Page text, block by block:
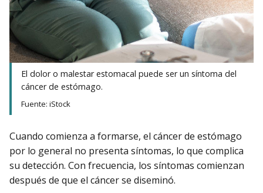
El dolor o malestar estomacal puede ser un síntoma del
cáncer de estómago.
Fuente: iStock
Cuando comienza a formarse, el cáncer de estómago
por lo general no presenta síntomas, lo que complica
su detección. Con frecuencia, los síntomas comienzan
después de que el cáncer se diseminó.